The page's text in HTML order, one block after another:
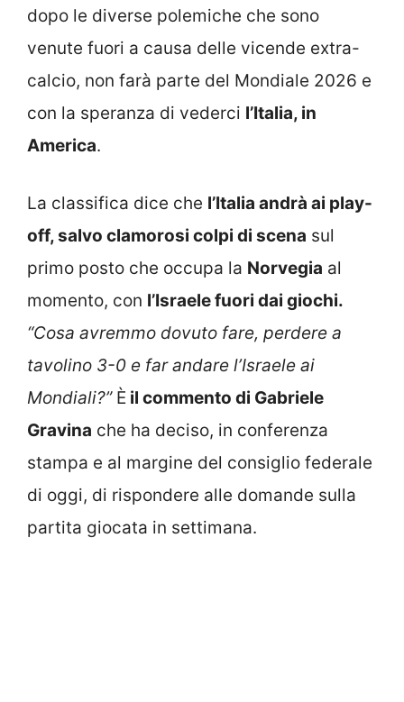
dopo le diverse polemiche che sono
venute fuori a causa delle vicende extra-
calcio, non farà parte del Mondiale 2026 e
con la speranza di vederci l’Italia, in
America.
La classifica dice che l’Italia andrà ai play-
off, salvo clamorosi colpi di scena sul
primo posto che occupa la Norvegia al
momento, con l’Israele fuori dai giochi.
“Cosa avremmo dovuto fare, perdere a
tavolino 3-0 e far andare l’Israele ai
Mondiali?”È il commento di Gabriele
Gravina che ha deciso, in conferenza
stampa e al margine del consiglio federale
di oggi, di rispondere alle domande sulla
partita giocata in settimana.